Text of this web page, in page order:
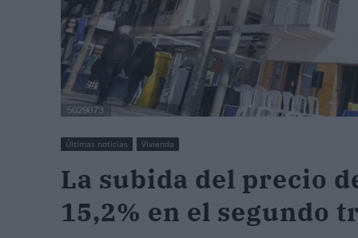
Últimas noticias Vivienda
La subida del precio
15,2% en el segundo